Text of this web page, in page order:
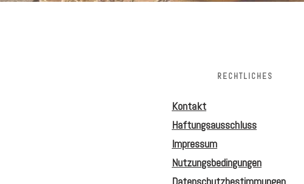
RECHTLICHES
Kontakt
Haftungsausschluss
Impressum
Nutzungsbedingungen